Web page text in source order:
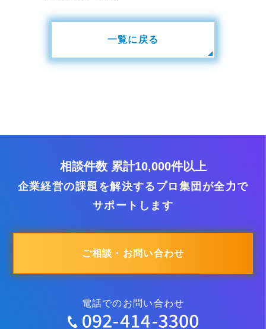
一覧に戻る
相談件数 累計10,000件以上
企業経営の課題を解決するプロ集団が全力で
サポートします
ご相談・お問い合わせ
電話でのお問い合わせ